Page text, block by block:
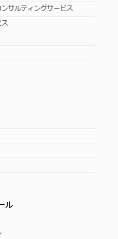
サルティングサービス
ル